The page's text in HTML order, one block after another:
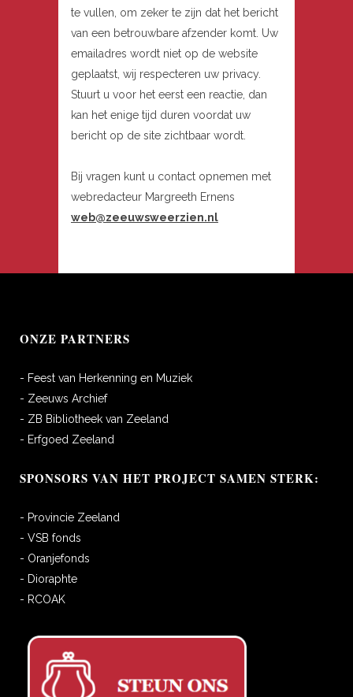
te vullen, om zeker te zijn dat het bericht
van een betrouwbare afzender komt. Uw
emailadres wordt niet op de website
geplaatst, wij respecteren uw privacy.
Stuurt u voor het eerst een reactie, dan
kan het enige tijd duren voordat uw
bericht op de site zichtbaar wordt.
Bij vragen kunt u contact opnemen met
webredacteur Margreeth Ernens
web@zeeuwsweerzien.nl
ONZE PARTNERS
- Feest van Herkenning en Muziek
- Zeeuws Archief
- ZB Bibliotheek van Zeeland
- Erfgoed Zeeland
SPONSORS VAN HET PROJECT SAMEN STERK:
- Provincie Zeeland
- VSB fonds
- Oranjefonds
- Dioraphte
- RCOAK